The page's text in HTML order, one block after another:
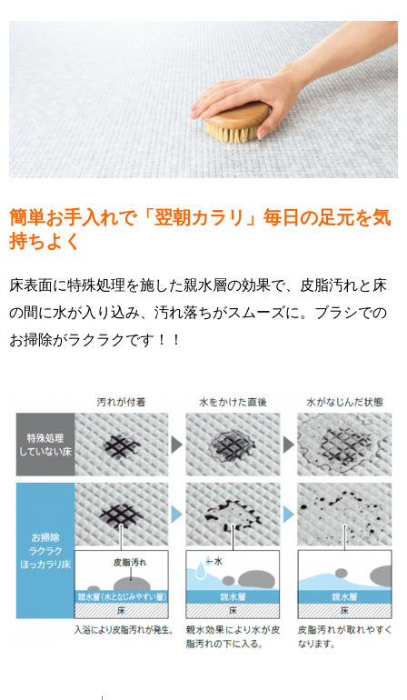
簡単お手入れで「翌朝カラリ」毎日の足元を気
持ちよく
床表面に特殊処理を施した親水層の効果で、皮脂汚れと床
の間に水が入り込み、汚れ落ちがスムーズに。ブラシでの
お掃除がラクラクです ！！